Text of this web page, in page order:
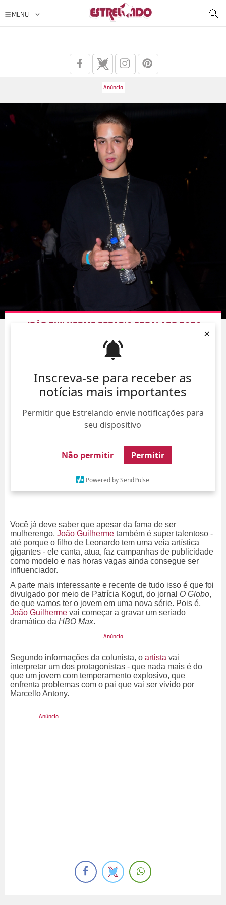
Inscreva-se para receber as
notícias mais importantes
Permitir que Estrelando envie notificações para
seu dispositivo
Não permitir Permitir
Powered by SendPulse
×
JOÃO GUILHERME ESTARIA ESCALADO PARA
GRAVAR NOVA SÉRIE, DIZ COLUNISTA
09/Ago/
Você já deve saber que apesar da fama de ser
mulherengo, João Guilherme também é super talentoso -
até porque o filho de Leonardo tem uma veia artística
gigantes - ele canta, atua, faz campanhas de publicidade
como modelo e nas horas vagas ainda consegue ser
influenciador.
A parte mais interessante e recente de tudo isso é que foi
divulgado por meio de Patrícia Kogut, do jornal O Globo,
de que vamos ter o jovem em uma nova série. Pois é,
João Guilherme vai começar a gravar um seriado
dramático da HBO Max.
Segundo informações da colunista, o artista vai
interpretar um dos protagonistas - que nada mais é do
que um jovem com temperamento explosivo, que
enfrenta problemas com o pai que vai ser vivido por
Marcello Antony.